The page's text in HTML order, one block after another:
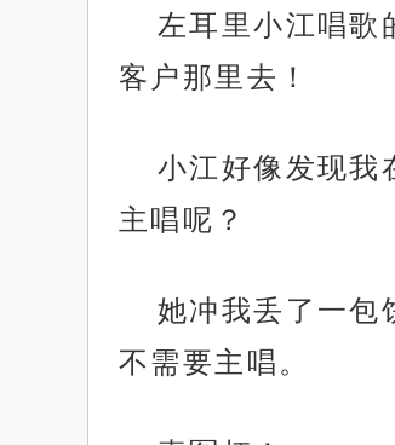
左耳里小江唱歌
客户那里去！
小江好像发现我
主唱呢？
她冲我丢了一包
不需要主唱。